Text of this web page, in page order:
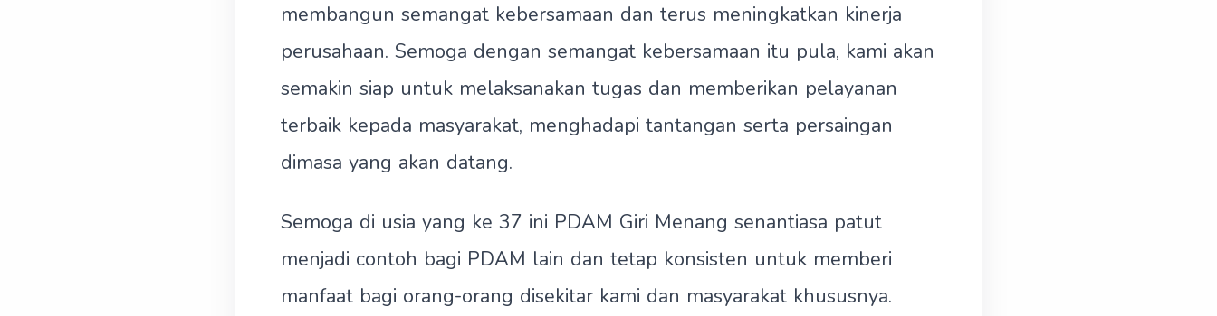
membangun semangat kebersamaan dan terus meningkatkan kinerja
perusahaan. Semoga dengan semangat kebersamaan itu pula, kami akan
semakin siap untuk melaksanakan tugas dan memberikan pelayanan
terbaik kepada masyarakat, menghadapi tantangan serta persaingan
dimasa yang akan datang.
Semoga di usia yang ke 37 ini PDAM Giri Menang senantiasa patut
menjadi contoh bagi PDAM lain dan tetap konsisten untuk memberi
manfaat bagi orang-orang disekitar kami dan masyarakat khususnya.